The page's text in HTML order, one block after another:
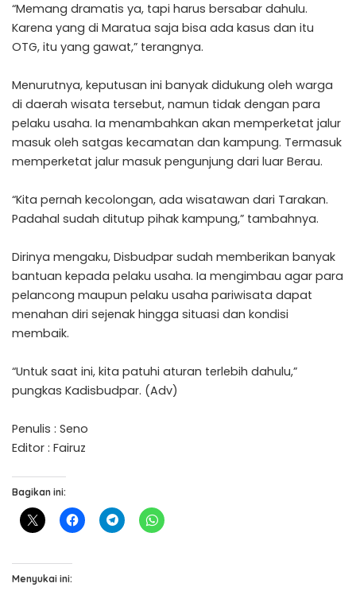
“Memang dramatis ya, tapi harus bersabar dahulu.
Karena yang di Maratua saja bisa ada kasus dan itu
OTG, itu yang gawat,” terangnya.
Menurutnya, keputusan ini banyak didukung oleh warga
di daerah wisata tersebut, namun tidak dengan para
pelaku usaha. Ia menambahkan akan memperketat jalur
masuk oleh satgas kecamatan dan kampung. Termasuk
memperketat jalur masuk pengunjung dari luar Berau.
“Kita pernah kecolongan, ada wisatawan dari Tarakan.
Padahal sudah ditutup pihak kampung,” tambahnya.
Dirinya mengaku, Disbudpar sudah memberikan banyak
bantuan kepada pelaku usaha. Ia mengimbau agar para
pelancong maupun pelaku usaha pariwisata dapat
menahan diri sejenak hingga situasi dan kondisi
membaik.
“Untuk saat ini, kita patuhi aturan terlebih dahulu,”
pungkas Kadisbudpar. (Adv)
Penulis : Seno
Editor : Fairuz
Bagikan ini:
Menyukai ini: